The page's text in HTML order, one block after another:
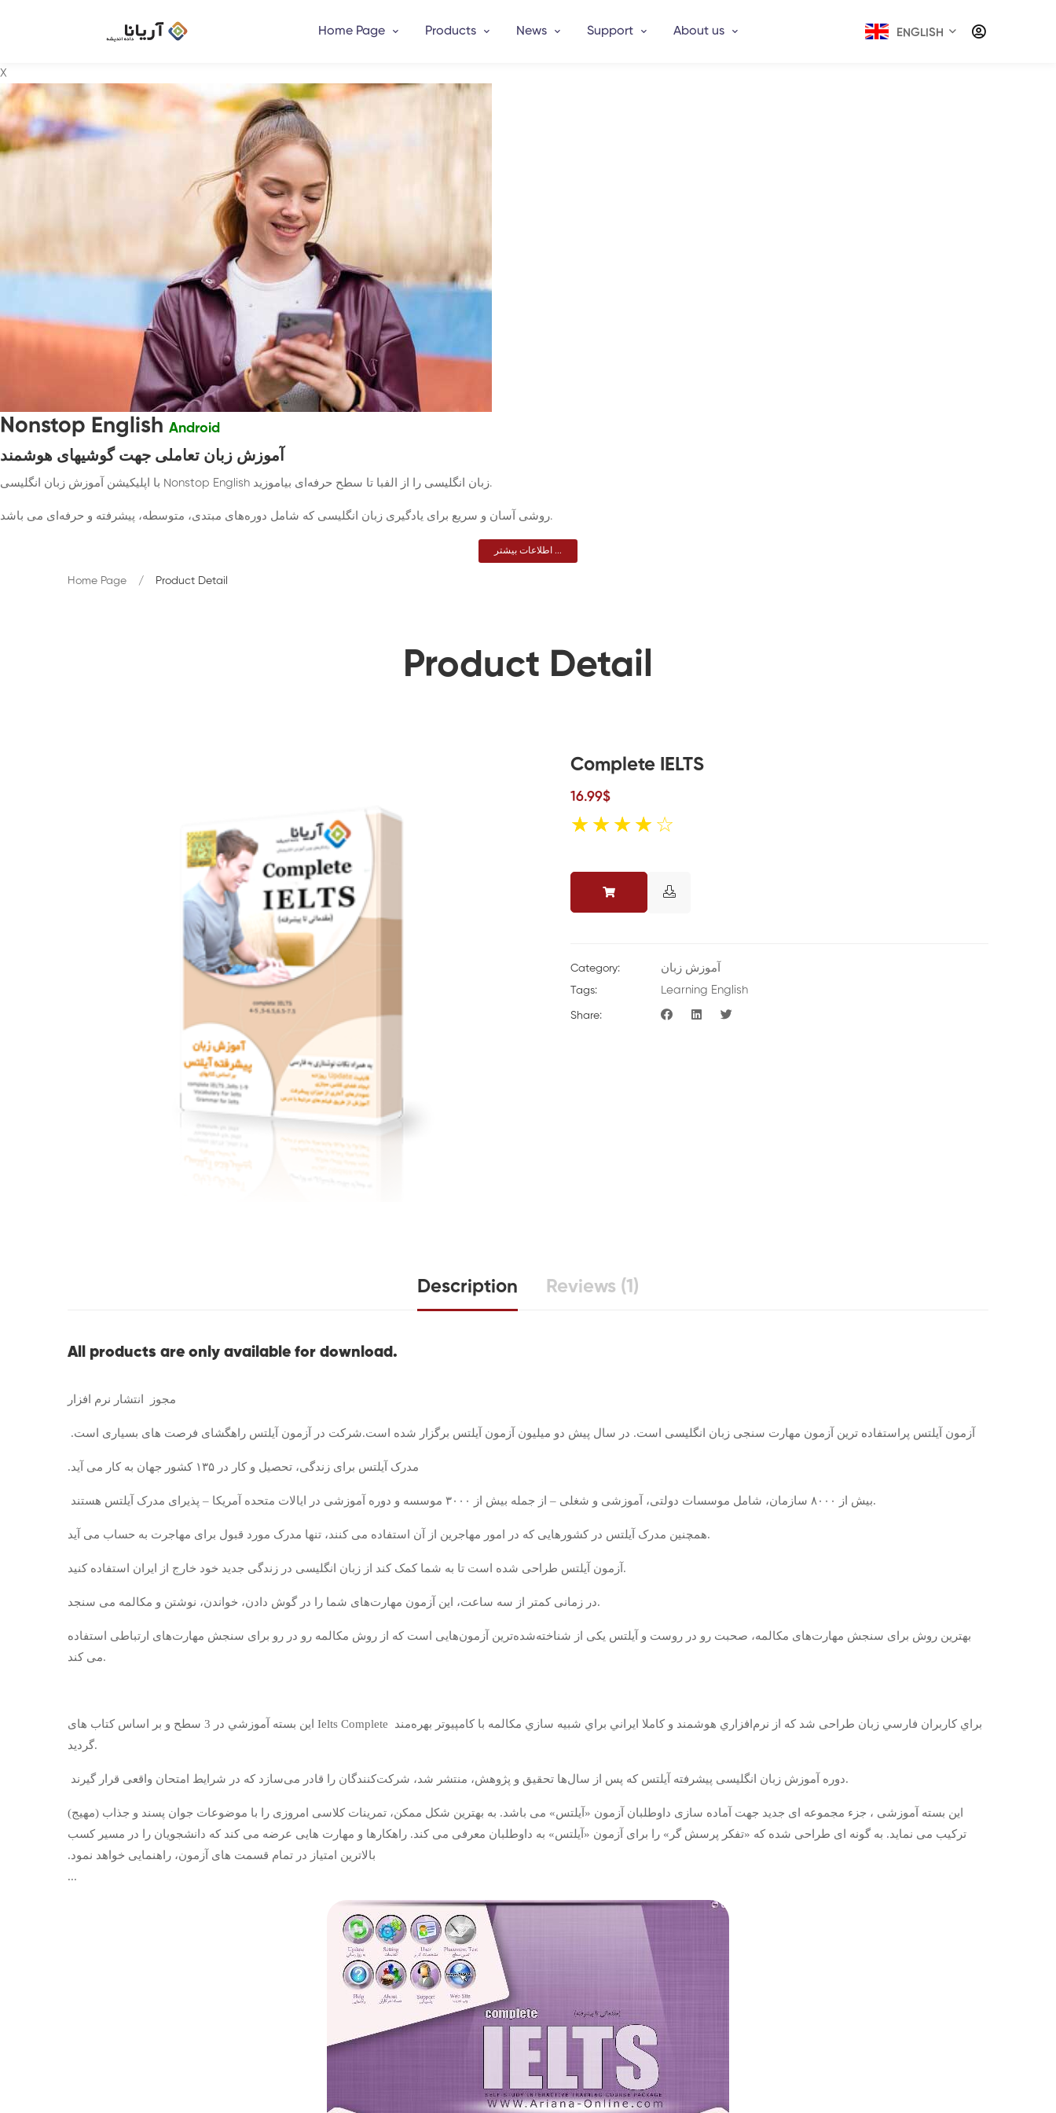
Home Page Products News Support About us ENGLISH
X
Nonstop English Android
آموزش زبان تعاملی جهت گوشیهای هوشمند
با اپلیکیشن آموزش زبان انگلیسی Nonstop English زبان انگلیسی را از الفبا تا سطح حرفه‌ای بیاموزید.
روشی آسان و سریع برای یادگیری زبان انگلیسی که شامل دوره‌های مبتدی، متوسطه، پیشرفته و حرفه‌ای می باشد.
اطلاعات بیشتر ...
Product Detail
Home Page Product Detail
Complete IELTS
16.99$
☆
☆
☆
☆
☆
Category: آموزش زبان
Tags: Learning English
Share:
Description Reviews (1)
All products are only available for download.
مجوز انتشار نرم افزار
آزمون آیلتس پراستفاده ترین آزمون مهارت سنجی زبان انگلیسی است. در سال پیش دو میلیون آزمون آیلتس برگزار شده است.شرکت در آزمون آیلتس راهگشای فرصت های بسیاری است.
مدرک آیلتس برای زندگی، تحصیل و کار در ۱۳۵ کشور جهان به کار می آید.
بیش از ۸۰۰۰ سازمان، شامل موسسات دولتی، آموزشی و شغلی – از جمله بیش از ۳۰۰۰ موسسه و دوره آموزشی در ایالات متحده آمریکا – پذیرای مدرک آیلتس هستند.
همچنین مدرک آیلتس در کشورهایی که در امور مهاجرین از آن استفاده می کنند، تنها مدرک مورد قبول برای مهاجرت به حساب می آید.
آزمون آیلتس طراحی شده است تا به شما کمک کند از زبان انگلیسی در زندگی جدید خود خارج از ایران استفاده کنید.
در زمانی کمتر از سه ساعت، این آزمون مهارت‌های شما را در گوش دادن، خواندن، نوشتن و مکالمه می سنجد.
بهترین روش برای سنجش مهارت‌های مکالمه، صحبت رو در روست و آیلتس یکی از شناخته‌شده‌ترین آزمون‌هایی است که از روش مکالمه رو در رو برای سنجش مهارت‌های ارتباطی استفاده
می کند.
اين بسته آموزشي در 3 سطح و بر اساس کتاب های Ielts Complete براي كاربران فارسي زبان طراحی شد كه از نرم‌افزاري هوشمند و كاملا ايراني براي شبيه سازي مكالمه با كامپيوتر بهره‌مند
گرديد.
دوره آموزش زبان انگلیسی پیشرفته آیلتس که پس از سال‌ها تحقیق و پژوهش، منتشر شد، شرکت‌کنندگان را قادر می‌سازد که در شرایط امتحان واقعی قرار گیرند.
این بسته آموزشی ، جزء مجموعه ای جدید جهت آماده سازی داوطلبان آزمون «آیلتس» می باشد‏.‏ به بهترین شکل ممکن، تمرینات کلاسی امروزی را با موضوعات جوان پسند و جذاب ‏(‏مهیج‏)‏
ترکیب می نماید‏.‏ به گونه ای طراحی شده که «تفکر پرسش گر» را برای آزمون «آیلتس» به داوطلبان معرفی می کند‏.‏ راهکارها و مهارت هایی عرضه می کند که دانشجویان را در مسیر کسب
بالاترین امتیاز در تمام قسمت های آزمون، راهنمایی خواهد نمود‏.‏
...